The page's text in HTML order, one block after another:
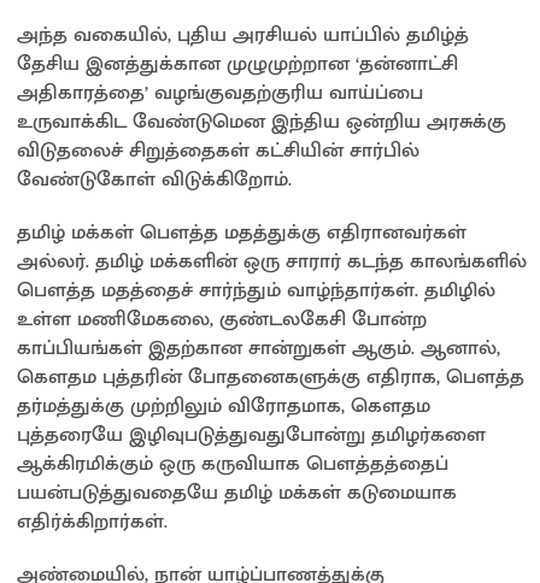
அந்த வகையில், புதிய அரசியல் யாப்பில் தமிழ்த்
தேசிய இனத்துக்கான முழுமுற்றான ‘தன்னாட்சி
அதிகாரத்தை’ வழங்குவதற்குரிய வாய்ப்பை
உருவாக்கிட வேண்டுமென இந்திய ஒன்றிய அரசுக்கு
விடுதலைச் சிறுத்தைகள் கட்சியின் சார்பில்
வேண்டுகோள் விடுக்கிறோம்.
தமிழ் மக்கள் பௌத்த மதத்துக்கு எதிரானவர்கள்
அல்லர். தமிழ் மக்களின் ஒரு சாரார் கடந்த காலங்களில்
பௌத்த மதத்தைச் சார்ந்தும் வாழ்ந்தார்கள். தமிழில்
உள்ள மணிமேகலை, குண்டலகேசி போன்ற
காப்பியங்கள் இதற்கான சான்றுகள் ஆகும். ஆனால்,
கௌதம புத்தரின் போதனைகளுக்கு எதிராக, பௌத்த
தர்மத்துக்கு முற்றிலும் விரோதமாக, கௌதம
புத்தரையே இழிவுபடுத்துவதுபோன்று தமிழர்களை
ஆக்கிரமிக்கும் ஒரு கருவியாக பௌத்தத்தைப்
பயன்படுத்துவதையே தமிழ் மக்கள் கடுமையாக
எதிர்க்கிறார்கள்.
அண்மையில், நான் யாழ்ப்பாணத்துக்கு